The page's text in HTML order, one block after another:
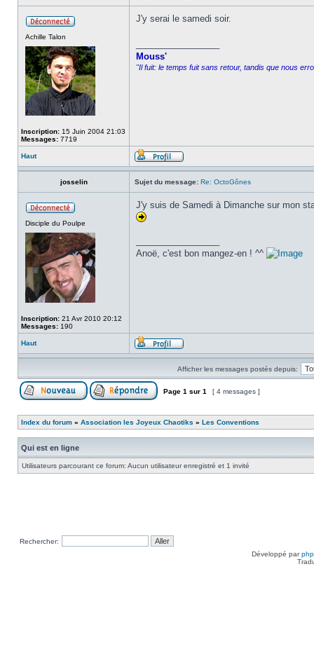
Achille Talon
Inscription: 15 Juin 2004 21:03
Messages: 7719
J'y serai le samedi soir.
Mouss'
"Il fuit: le temps fuit sans retour, tandis que nous
Haut
josselin Sujet du message: Re: OctoGônes
Disciple du Poulpe
Inscription: 21 Avr 2010 20:12
Messages: 190
J'y suis de Samedi à Dimanche sur mon
Anoë, c'est bon mangez-en ! ^^
Haut
Afficher les messages postés depuis:
Page 1 sur 1 [ 4 messages ]
Index du forum » Association les Joyeux Chaotiks » Les Conventions
Qui est en ligne
Utilisateurs parcourant ce forum: Aucun utilisateur enregistré et 1 invité
Rechercher:
Développé par